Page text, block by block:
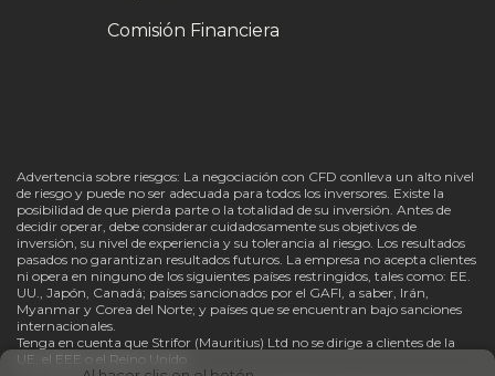
Comisión Financiera
Advertencia sobre riesgos: La negociación con CFD conlleva un alto nivel
de riesgo y puede no ser adecuada para todos los inversores. Existe la
posibilidad de que pierda parte o la totalidad de su inversión. Antes de
decidir operar, debe considerar cuidadosamente sus objetivos de
inversión, su nivel de experiencia y su tolerancia al riesgo. Los resultados
pasados no garantizan resultados futuros. La empresa no acepta clientes
ni opera en ninguno de los siguientes países restringidos, tales como: EE.
UU., Japón, Canadá; países sancionados por el GAFI, a saber, Irán,
Myanmar y Corea del Norte; y países que se encuentran bajo sanciones
internacionales.
Tenga en cuenta que Strifor (Mauritius) Ltd no se dirige a clientes de la
UE, el EEE o el Reino Unido.